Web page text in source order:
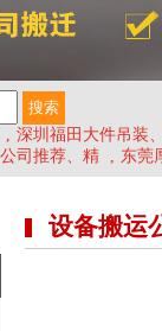
, 深圳福田大件吊装
司推荐、精 , 东莞
设备搬运